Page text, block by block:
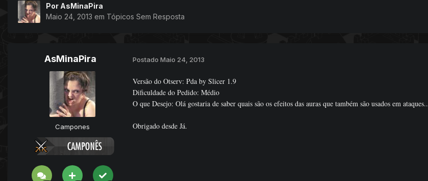
Por AsMinaPira
Maio 24, 2013 em Tópicos Sem Resposta
AsMinaPira
Campones
Postado Maio 24, 2013
Versão do Otserv: Pda by Slicer 1.9
Dificuldade do Pedido: Médio
O que Desejo: Olá gostaria de saber quais são os efeitos das auras que também são usados em ataques..
Obrigado desde Já.